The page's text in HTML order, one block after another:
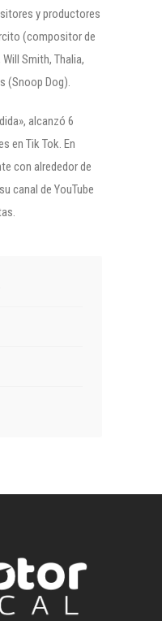
y productores
(compositor de
Smith, Thalia,
(Snoop Dog).
alcanzó 6
en Tik Tok. En
con alrededor de
canal de YouTube